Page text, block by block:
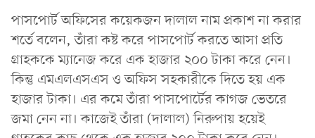
পাসপোর্ট অফিসের কয়েকজন দালাল নাম প্রকাশ না করার
শর্তে বলেন, তাঁরা কষ্ট করে পাসপোর্ট করতে আসা প্রতি
গ্রাহককে ম্যানেজ করে এক হাজার ২০০ টাকা করে নেন।
কিন্তু এমএলএসএস ও অফিস সহকারীকে দিতে হয় এক
হাজার টাকা। এর কমে তাঁরা পাসপোর্টের কাগজ ভেতরে
জমা নেন না। কাজেই তাঁরা (দালাল) নিরুপায় হয়েই